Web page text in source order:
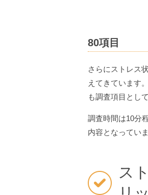
80項目
さらにストレス
えてきています
も調査項目とし
調査時間は10分
内容となっていま
ス